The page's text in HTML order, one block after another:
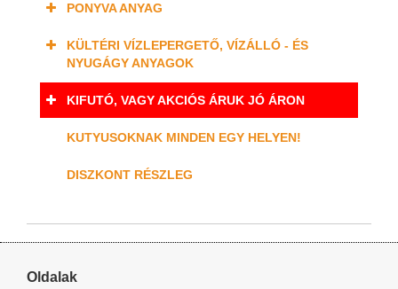
PONYVA ANYAG
KÜLTÉRI VÍZLEPERGETŐ, VÍZÁLLÓ - ÉS
NYUGÁGY ANYAGOK
KIFUTÓ, VAGY AKCIÓS ÁRUK JÓ ÁRON
KUTYUSOKNAK MINDEN EGY HELYEN!
DISZKONT RÉSZLEG
Oldalak